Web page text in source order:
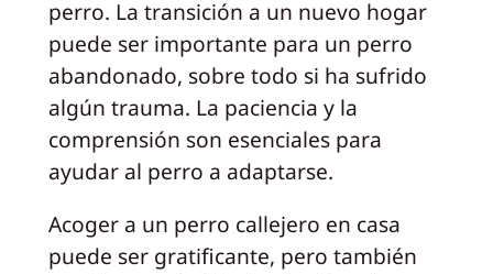
perro. La transición a un nuevo hogar
puede ser importante para un perro
abandonado, sobre todo si ha sufrido
algún trauma. La paciencia y la
comprensión son esenciales para
ayudar al perro a adaptarse.
Acoger a un perro callejero en casa
puede ser gratificante, pero también